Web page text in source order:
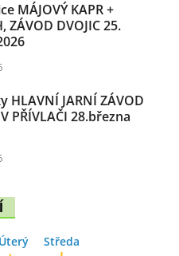
MÁJOVÝ KAPR +
ZÁVOD DVOJIC 25.
HLAVNÍ JARNÍ ZÁVOD
PŘÍVLAČI 28.března
Úterý Středa